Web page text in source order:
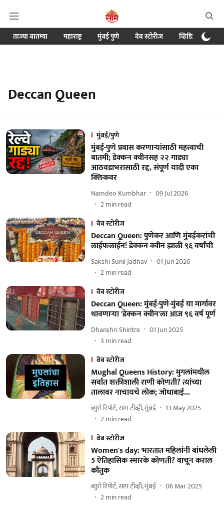
ताज्या बातम्या महाराष्ट्र मुंबई पुणे वेब स्टोरीज व्हिडिओ
Deccan Queen
मुंबई/पुणे
मुंबई-पुणे प्रवास करणाऱ्यांसाठी महत्त्वाची
बातमी; डेक्कन क्वीनसह २२ गाड्या
आठवडाभरासाठी रद्द, संपूर्ण यादी एका
क्लिकवर
Namdeo Kumbhar
09 Jul 2026
2min read
वेब स्टोरीज
Deccan Queen: पुणेकर आणि मुंबईकरांची
लाईफलाईन! डेक्कन क्वीन झाली ९६ वर्षांची
Sakshi Sunil Jadhav
01 Jun 2026
2min read
वेब स्टोरीज
Deccan Queen: मुंबई-पुणे-मुंबई या मार्गावर
धावणाऱ्या 'डेक्कन क्वीन'ला आज ९६ वर्ष पूर्ण
Dhanshri Shintre
01 Jun 2025
3 min read
वेब स्टोरीज
Mughal Queens History: मुगलांमधील
सर्वात शक्तीशाली राणी कोणती? त्यांच्या
तालावर नाचायचे लोक; जोधाबाई...
ब्युरो रिपोर्ट, साम टीव्ही, मुंबई
13 May 2025
2min read
वेब स्टोरीज
Women's day: भारतात महिलांनी बांधलेली
5 ऐतिहासिक स्मारके कोणती? वाचून कराल
कौतुक
ब्युरो रिपोर्ट, साम टीव्ही, मुंबई
06 Mar 2025
2min read